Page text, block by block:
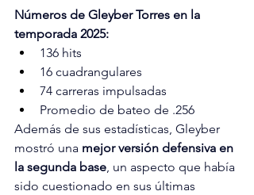
Números de Gleyber Torres en la
temporada 2025:
136 hits
16 cuadrangulares
74 carreras impulsadas
Promedio de bateo de .256
Además de sus estadísticas, Gleyber
mostró una mejor versión defensiva en
la segunda base, un aspecto que había
sido cuestionado en sus últimas